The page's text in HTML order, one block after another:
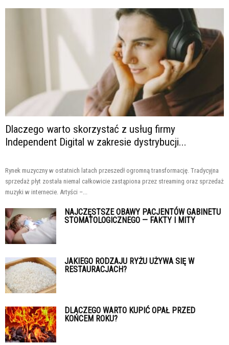
Dlaczego warto skorzystać z usług firmy
Independent Digital w zakresie dystrybucji...
Rynek muzyczny w ostatnich latach przeszedł ogromną transformację. Tradycyjna
sprzedaż płyt została niemal całkowicie zastąpiona przez streaming oraz sprzedaż
muzyki w internecie. Artyści –...
NAJCZĘSTSZE OBAWY PACJENTÓW GABINETU
STOMATOLOGICZNEGO — FAKTY I MITY
JAKIEGO RODZAJU RYŻU UŻYWA SIĘ W
RESTAURACJACH?
DLACZEGO WARTO KUPIĆ OPAŁ PRZED
KOŃCEM ROKU?